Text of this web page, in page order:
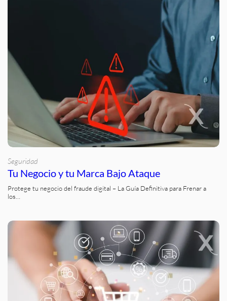
Seguridad
Tu Negocio y tu Marca Bajo Ataque
Protege tu negocio del fraude digital – La Guía Definitiva para Frenar a
los…